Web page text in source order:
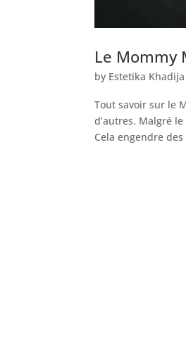
Le Mommy
by Estetika Khadija
Tout savoir sur le
d’autres. Malgré
Cela engendre